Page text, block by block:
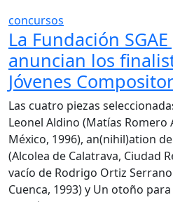
concursos
La Fundación
anuncian los
Jóvenes
Las cuatro piezas
Leonel Aldino (Matías Romero
México, 1996), an(nihil)ation
(Alcolea de Calatrava, Ciudad
vacío de Rodrigo Ortiz
Cuenca, 1993) y Un otoño